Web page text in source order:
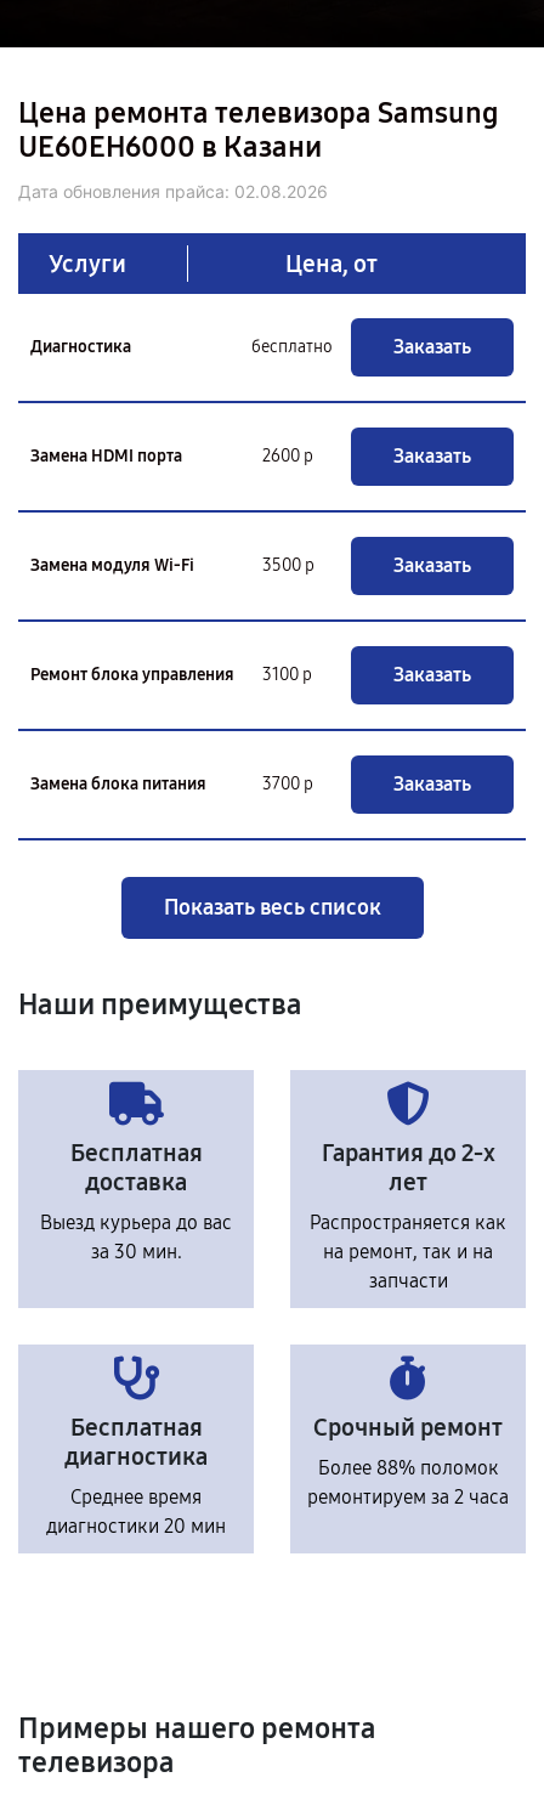
Цена ремонта телевизора Samsung
UE60EH6000 в Казани
Дата обновления прайса: 02.08.2026
Услуги Цена, от
Диагностика бесплатно Заказать
Замена HDMI порта 2600 р Заказать
Замена модуля Wi-Fi 3500 р Заказать
Ремонт блока управления 3100 р Заказать
Замена блока питания 3700 р Заказать
Показать весь список
Наши преимущества
Бесплатная
доставка
Выезд курьера до вас
за 30 мин.
Гарантия до 2-х
лет
Распространяется как
на ремонт, так и на
запчасти
Бесплатная
диагностика
Среднее время
диагностики 20 мин
Срочный ремонт
Более 88% поломок
ремонтируем за 2 часа
Примеры нашего ремонта
телевизора